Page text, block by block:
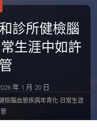
診所健檢腦
生涯中如許
年 1 月 20 日
檢腦血管疾病年青化 日常生涯